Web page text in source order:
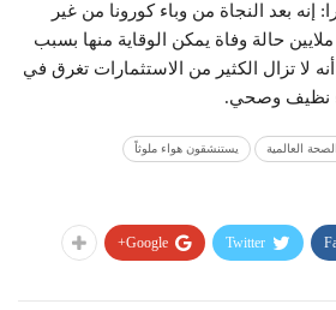
إنه بعد النجاة من وباء كورونا من غير
المقبول استمرار وجود 7 ملايين حالة وفاة يمكن الوقاية منها بسبب
لا تزال الكثير من الاستثمارات تغرق في
نظيف وصحي.
العالمية يستنشقون هواء ملوثاً
Twitter
Google+